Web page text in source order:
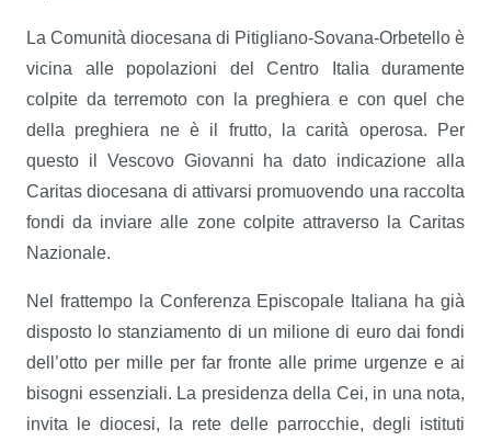
La Comunità diocesana di Pitigliano-Sovana-Orbetello è
vicina alle popolazioni del Centro Italia duramente
colpite da terremoto con la preghiera e con quel che
della preghiera ne è il frutto, la carità operosa. Per
questo il Vescovo Giovanni ha dato indicazione alla
Caritas diocesana di attivarsi promuovendo una raccolta
fondi da inviare alle zone colpite attraverso la Caritas
Nazionale.
Nel frattempo la Conferenza Episcopale Italiana ha già
disposto lo stanziamento di un milione di euro dai fondi
dell’otto per mille per far fronte alle prime urgenze e ai
bisogni essenziali. La presidenza della Cei, in una nota,
invita le diocesi, la rete delle parrocchie, degli istituti